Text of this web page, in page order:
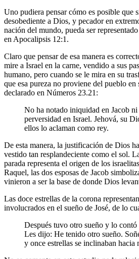
Uno pudiera pensar cómo es posible que
desobediente a Dios, y pecador en
nación del mundo, pueda ser
en Apocalipsis 12:1.
Claro que pensar de esa manera es
mire a Israel en la carne, vendido a sus
humano, pero cuando se le mira en su
que esa pureza no proviene del pueblo
declarado en Números 23.21:
No ha notado iniquidad en Jacob
perversidad en Israel. Jehová, su
ellos lo aclaman como rey.
De esta manera, la justificación de Dios
vestido tan resplandeciente como el sol.
parada representa el origen de los
Raquel, las dos esposas de Jacob
vinieron a ser la base de donde Dios
Las doce estrellas de la corona
involucrados en el sueño de José, de lo
Después tuvo otro sueño y lo contó
Les dijo: He tenido otro sueño.
y once estrellas se inclinaban hacia